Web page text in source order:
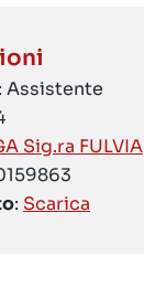
: Assistente
Sig.ra FULVIA
: Scarica